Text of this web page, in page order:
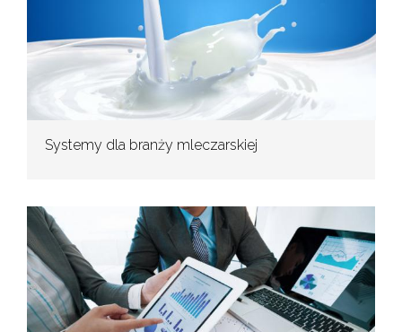
Systemy dla branży mleczarskiej